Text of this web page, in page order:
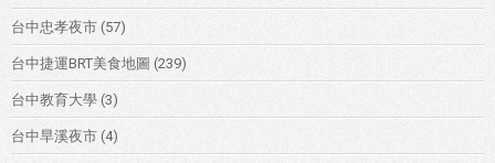
台中忠孝夜市 (57)
台中捷運BRT美食地圖 (239)
台中教育大學 (3)
台中旱溪夜市 (4)